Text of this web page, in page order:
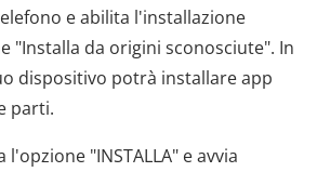
e abilita l'installazione
"Installa da origini sconosciute". In
dispositivo potrà installare app
parti.
l'opzione "INSTALLA" e avvia